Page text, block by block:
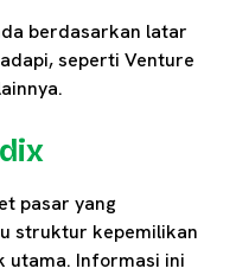
berdasarkan latar
seperti Venture
pasar yang
struktur kepemilikan
utama. Informasi ini